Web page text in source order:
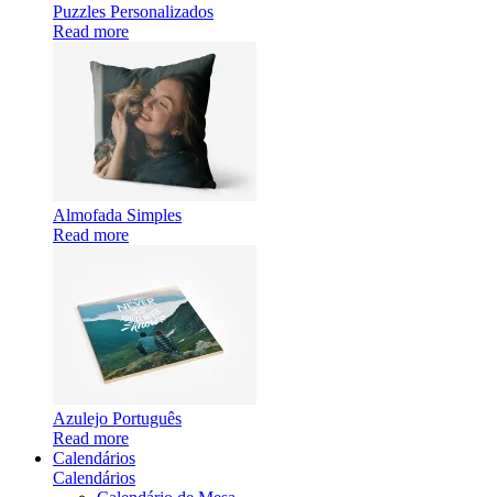
Puzzles Personalizados
Read more
Almofada Simples
Read more
Azulejo Português
Read more
Calendários
Calendários